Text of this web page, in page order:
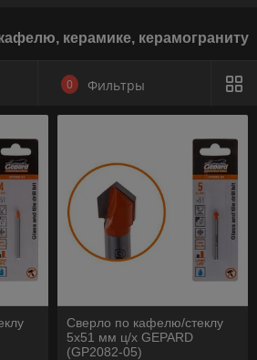
керамике, керамограниту
0 Фильтры
Сверло по кафелю/стеклу
5x51 мм ц/х GEPARD
(GP2082-05)